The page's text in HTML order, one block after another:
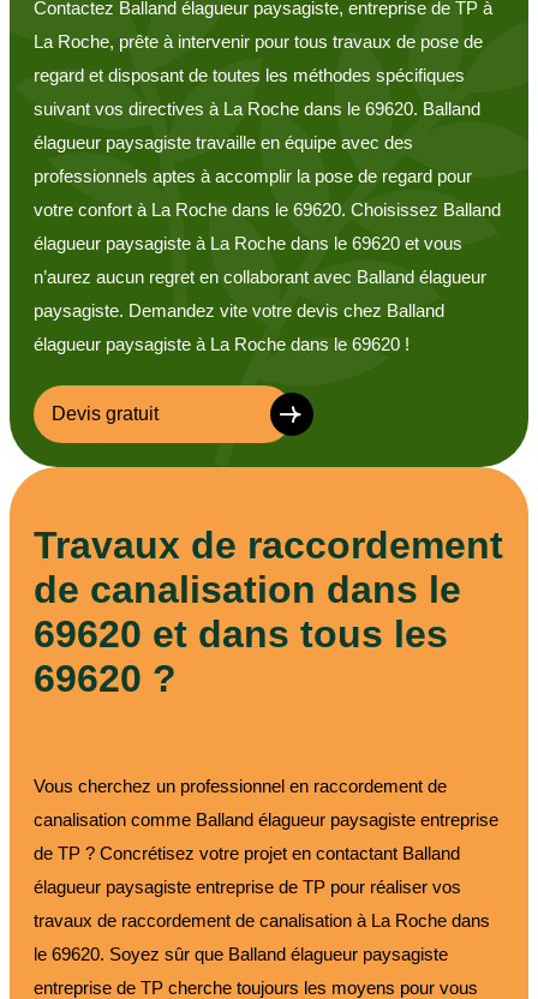
Contactez Balland élagueur paysagiste, entreprise de TP à
La Roche, prête à intervenir pour tous travaux de pose de
regard et disposant de toutes les méthodes spécifiques
suivant vos directives à La Roche dans le 69620. Balland
élagueur paysagiste travaille en équipe avec des
professionnels aptes à accomplir la pose de regard pour
votre confort à La Roche dans le 69620. Choisissez Balland
élagueur paysagiste à La Roche dans le 69620 et vous
n’aurez aucun regret en collaborant avec Balland élagueur
paysagiste. Demandez vite votre devis chez Balland
élagueur paysagiste à La Roche dans le 69620 !
Devis gratuit
Travaux de raccordement
de canalisation dans le
69620 et dans tous les
69620 ?
Vous cherchez un professionnel en raccordement de
canalisation comme Balland élagueur paysagiste entreprise
de TP ? Concrétisez votre projet en contactant Balland
élagueur paysagiste entreprise de TP pour réaliser vos
travaux de raccordement de canalisation à La Roche dans
le 69620. Soyez sûr que Balland élagueur paysagiste
entreprise de TP cherche toujours les moyens pour vous